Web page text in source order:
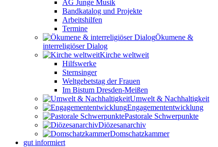
AG Junge Musik
Bandkatalog und Projekte
Arbeitshilfen
Termine
Ökumene &
interreligiöser Dialog
Kirche weltweit
Hilfswerke
Sternsinger
Weltgebetstag der Frauen
Im Bistum Dresden-Meißen
Umwelt & Nachhaltigkeit
Engagemententwicklung
Pastorale Schwerpunkte
Diözesanarchiv
Domschatzkammer
gut informiert